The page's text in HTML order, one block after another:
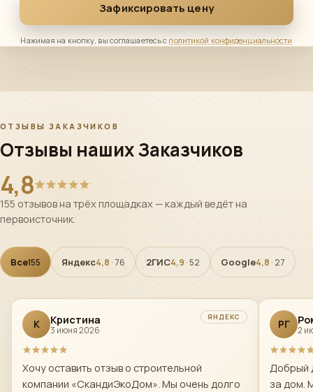
Зафиксировать цену
Нажимая на кнопку, вы соглашаетесь с политикой конфиденциальности
ОТЗЫВЫ ЗАКАЗЧИКОВ
Отзывы наших Заказчиков
4,8
155 отзывов на трёх площадках — каждый ведёт на
первоисточник.
Все155 Яндекс4,8 · 76 2ГИС4,9 · 52 Google4,8 · 27
К Кристина
3 июня 2026
ЯНДЕКС
Хочу оставить отзыв о строительной
компании «СкандиЭкоДом». Мы очень долго
РГ 2
Добрый
за дом.